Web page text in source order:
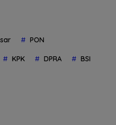
PON
KPK DPRA BSI